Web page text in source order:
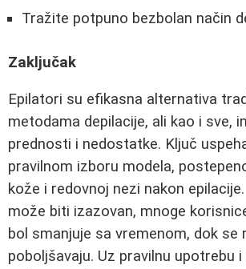
Tražite potpuno bezbolan način
Zaključak
Epilatori su efikasna alternativa
metodama depilacije, ali kao i sve,
prednosti i nedostatke. Ključ
pravilnom izboru modela,
kože i redovnoj nezi nakon
može biti izazovan, mnoge
bol smanjuje sa vremenom, dok se
poboljšavaju. Uz pravilnu upotrebu